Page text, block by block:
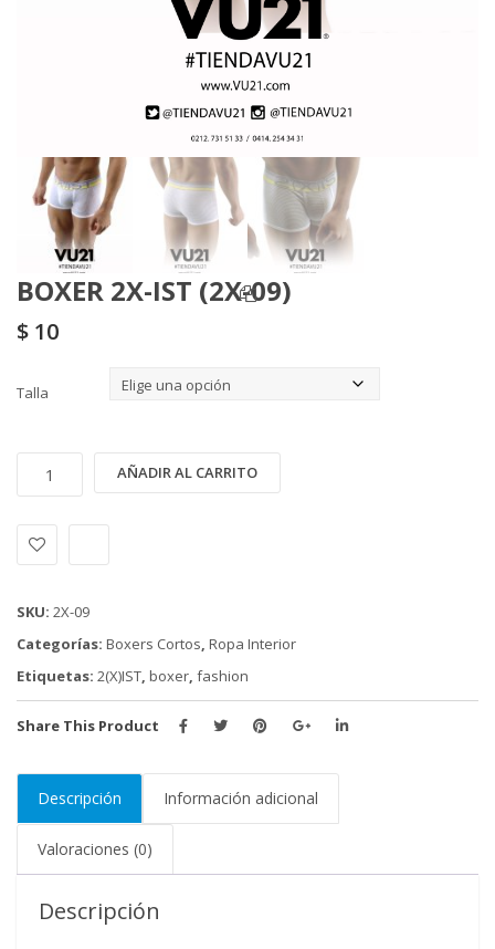
BOXER 2X-IST (2X-09)
$ 10
Talla
2X-
(2X-
09)
AÑADIR AL CARRITO
SKU: 2X-09
Categorías: Boxers Cortos, Ropa Interior
Etiquetas: 2(X)IST, boxer, fashion
Share This Product
Descripción Información adicional
Valoraciones (0)
Descripción